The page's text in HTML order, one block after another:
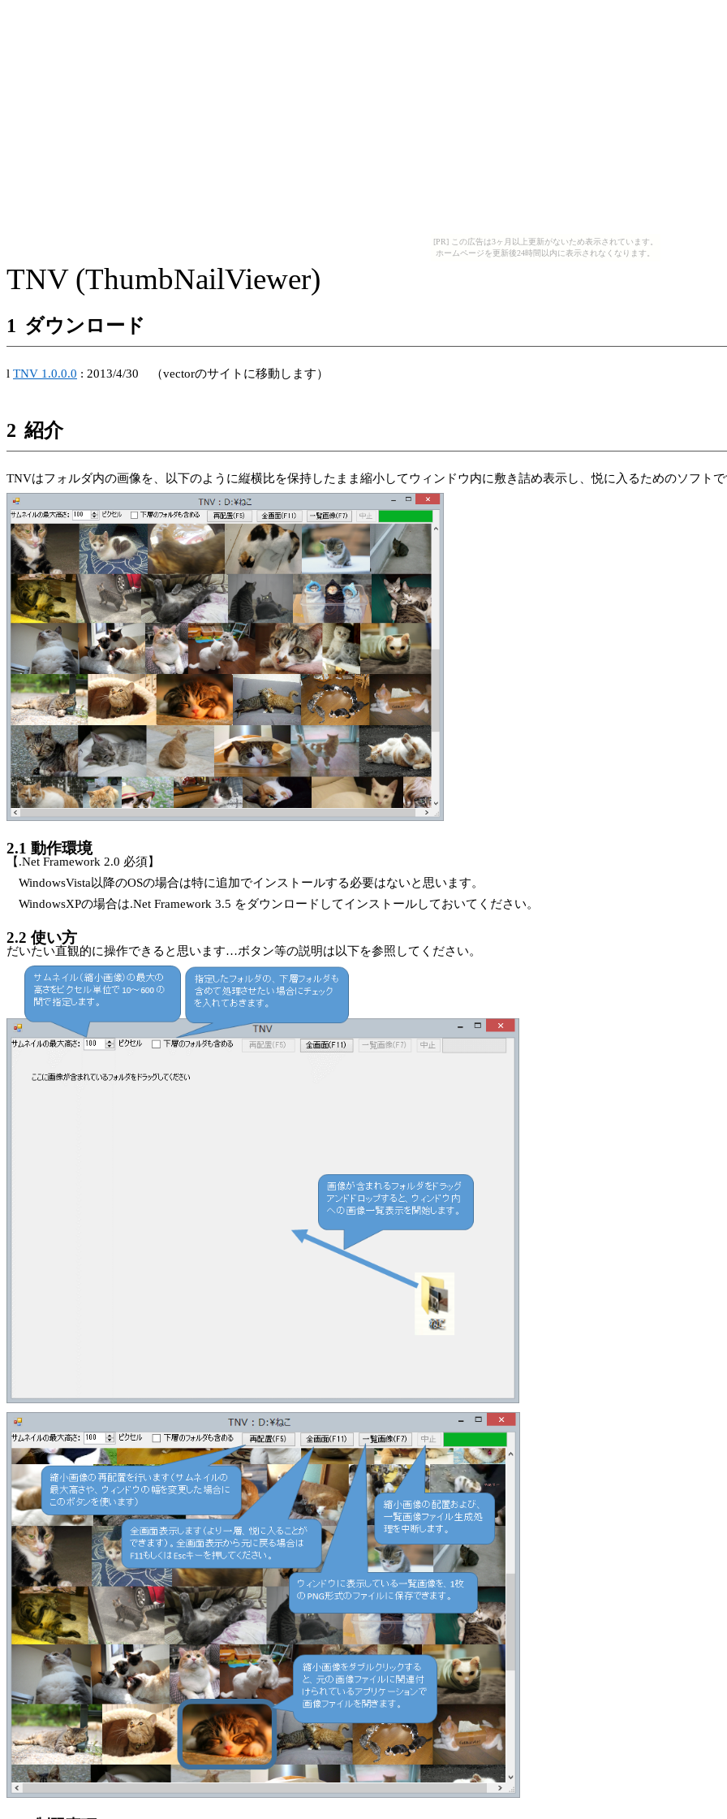
[PR] この広告は3ヶ月以上更新がないため表示されています。
ホームページを更新後24時間以内に表示されなくなります。
TNV (ThumbNailViewer)
1 ダウンロード
l TNV 1.0.0.0 : 2013/4/30 （vectorのサイトに移動します）
2 紹介
TNVはフォルダ内の画像を、以下のように縦横比を保持したまま縮小してウィンドウ内に敷き詰め表示し、悦に入るためのソフト
2.1 動作環境
【 .Net Framework 2.0 必須】
WindowsVista以降のOSの場合は特に追加でインストールする必要はないと思います。
WindowsXPの場合は.Net Framework 3.5 をダウンロードしてインストールしておいてください。
2.2 使い方
だいたい直観的に操作できると思います…ボタン等の説明は以下を参照してください。